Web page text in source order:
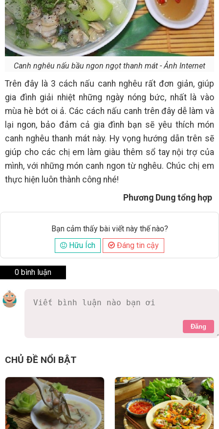
Canh nghêu nấu bầu ngon ngọt thanh mát - Ảnh Internet
Trên đây là 3 cách nấu canh nghêu rất đơn giản, giúp
gia đình giải nhiệt những ngày nóng bức, nhất là vào
mùa hè bớt oi ả. Các cách nấu canh trên đây dễ làm và
lại ngon, bảo đảm cả gia đình bạn sẽ yêu thích món
canh nghêu thanh mát này. Hy vọng hướng dẫn trên sẽ
giúp cho các chị em làm giàu thêm sổ tay nội trợ của
mình, với những món canh ngon từ nghêu. Chúc chị em
thực hiện luôn thành công nhé!
Phương Dung tổng hợp
Bạn cảm thấy bài viết này thế nào?
Hữu Ích
Đáng tin cậy
0 bình luận
Đăng
CHỦ ĐỀ NỔI BẬT